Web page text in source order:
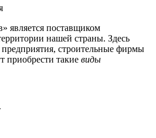
является поставщиком
нашей страны. Здесь
строительные фирмы
приобрести такие виды